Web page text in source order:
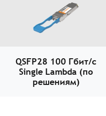
QSFP28 100 Гбит/с
Single Lambda (по
решениям)